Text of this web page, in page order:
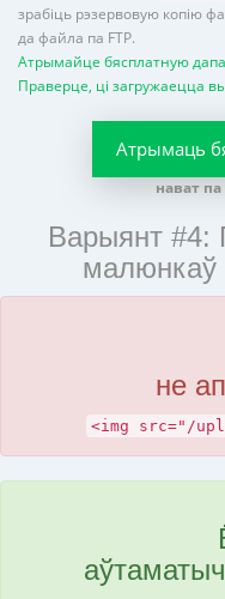
зрабіць рэзервовую копію
да файла па FTP.
Атрымайце бясплатную
Праверце, ці загружаецца
Атрымаць
нават
Варыянт #4:
не
<img src="/